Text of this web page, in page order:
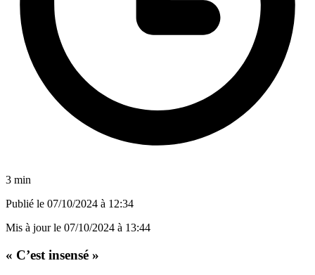
3 min
Publié le 07/10/2024 à 12:34
Mis à jour le 07/10/2024 à 13:44
« C’est insensé »